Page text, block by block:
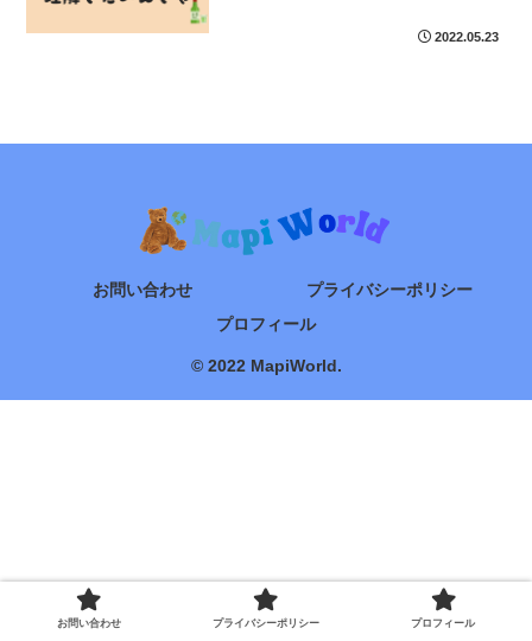
2022.05.23
お問い合わせ
プライバシーポリシー
プロフィール
© 2022 MapiWorld.
お問い合わせ プライバシーポリシー プロフィール